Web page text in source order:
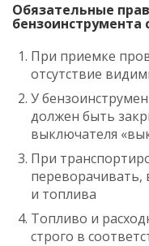
Обязательные
При приемке
отсутствие
У
должен быть
выключателя
При
переворачивать,
и топлива
Топливо и
строго в